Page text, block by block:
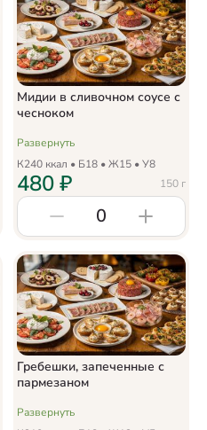
Мидии в сливочном соусе с
чесноком
Развернуть
К240 ккал • Б18 • Ж15 • У8
150 г
480₽
0
Гребешки, запеченные с
пармезаном
Развернуть